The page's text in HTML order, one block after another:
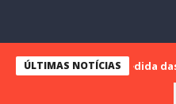
ÚLTIMAS NOTÍCIAS
sua despedida das narrações